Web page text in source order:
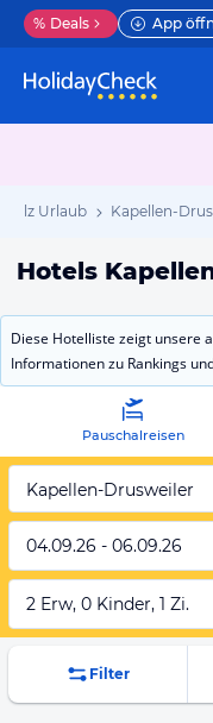
% Deals App
Urlaub Kapellen-
Hotels
Diese Hotelliste zeigt unsere
Informationen zu Rankings
Pauschalreisen
Kapellen-Drusweiler
04.09.26 - 06.09.26
2 Erw, 0 Kinder, 1 Zi.
Filter